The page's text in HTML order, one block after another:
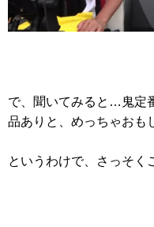
で、聞いてみると…鬼定
品ありと、めっちゃおも
というわけで、さっそく